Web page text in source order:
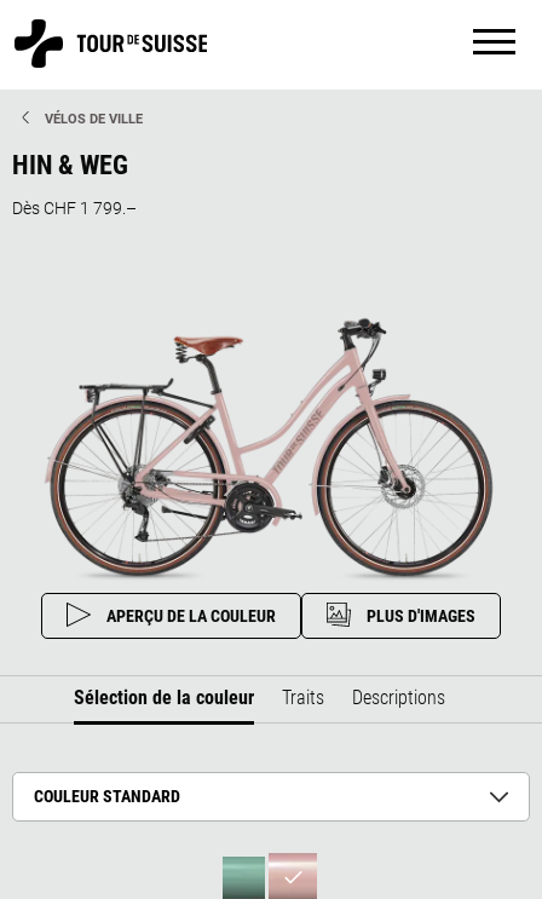
VÉLOS DE VILLE
HIN & WEG
Dès CHF 1 799.–
APERÇU DE LA COULEUR PLUS D'IMAGES
Sélection de la couleur Traits Descriptions
COULEUR STANDARD